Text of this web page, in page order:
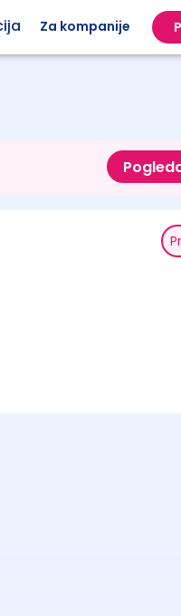
Za kompanije